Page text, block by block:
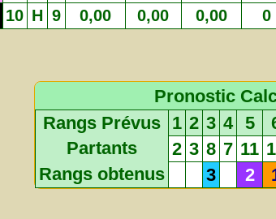
10 H 9 0,00 0,00 0,00 0
Pronostic
Rangs Prévus 1 2 3 4 5
Partants
2 3 8 7 11
Rangs obtenus
3 2